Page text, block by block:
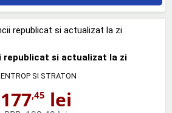
republicat si actualizat la zi
SI STRATON
177,45 lei